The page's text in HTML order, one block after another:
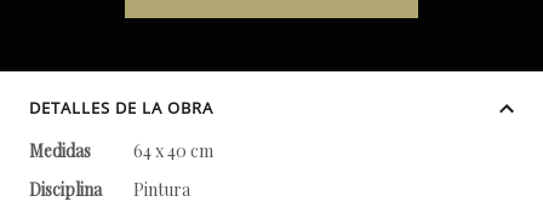
DETALLES DE LA OBRA
Medidas
64 x 40 cm
Disciplina
Pintura